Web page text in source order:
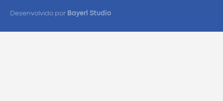
Desenvolvido por Bayerl Studio